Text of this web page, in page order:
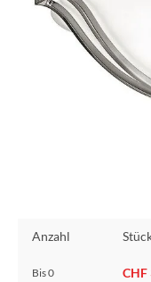
Anzahl
Bis0 CHF